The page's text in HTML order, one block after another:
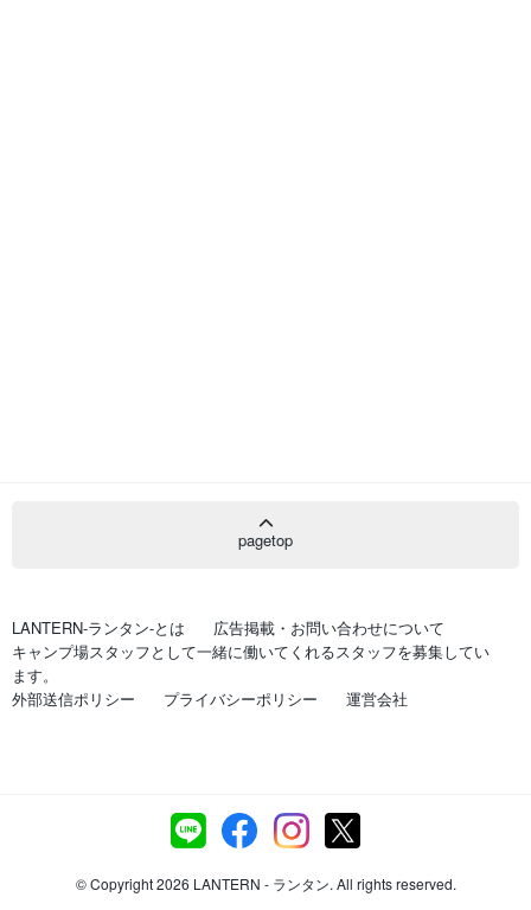
pagetop
LANTERN-ランタン-とは
広告掲載・お問い合わせについて
キャンプ場スタッフとして一緒に働いてくれるスタッフを募集してい
ます。
外部送信ポリシー
プライバシーポリシー 運営会社
© Copyright 2026 LANTERN - ランタン. All rights reserved.